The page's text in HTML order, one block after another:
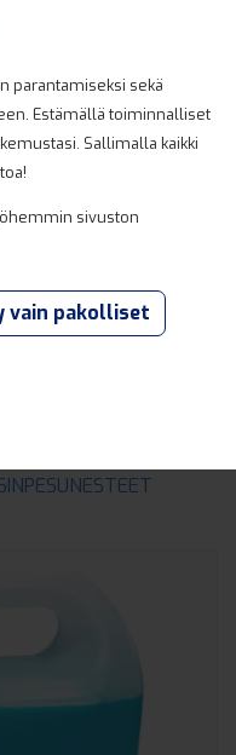
parantamiseksi sekä
Estämällä toiminnalliset
Sallimalla kaikki
sivuston